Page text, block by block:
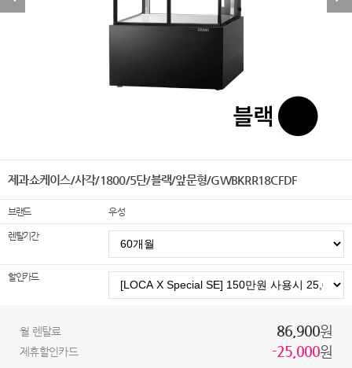
제과쇼케이스/사각/1800/5단/블랙/앞문형/GWBKRR18CFDF
브랜드 우성
렌탈기간
할인카드
월 렌탈료 86,900원
제휴할인카드 -25,000원